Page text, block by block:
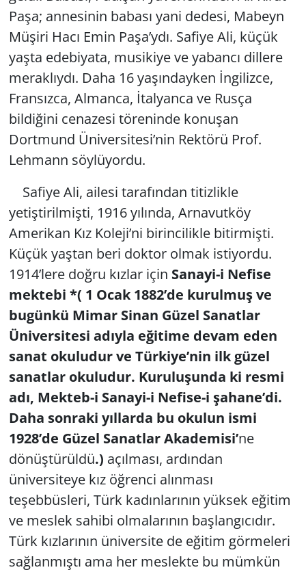
Paşa; annesinin babası yani dedesi, Mabeyn
Müşiri Hacı Emin Paşa’ydı. Safiye Ali, küçük
yaşta edebiyata, musikiye ve yabancı dillere
meraklıydı. Daha 16 yaşındayken İngilizce,
Fransızca, Almanca, İtalyanca ve Rusça
bildiğini cenazesi töreninde konuşan
Dortmund Üniversitesi’nin Rektörü Prof.
Lehmann söylüyordu.
Safiye Ali, ailesi tarafından titizlikle
yetiştirilmişti, 1916 yılında, Arnavutköy
Amerikan Kız Koleji’ni birincilikle bitirmişti.
Küçük yaştan beri doktor olmak istiyordu.
1914’lere doğru kızlar için Sanayi-i Nefise
mektebi *( 1 Ocak 1882’de kurulmuş ve
bugünkü Mimar Sinan Güzel Sanatlar
Üniversitesi adıyla eğitime devam eden
sanat okuludur ve Türkiye’nin ilk güzel
sanatlar okuludur. Kuruluşunda ki resmi
adı, Mekteb-i Sanayi-i Nefise-i şahane’di.
Daha sonraki yıllarda bu okulun ismi
1928’de Güzel Sanatlar Akademisi’ne
dönüştürüldü.) açılması, ardından
üniversiteye kız öğrenci alınması
teşebbüsleri, Türk kadınlarının yüksek eğitim
ve meslek sahibi olmalarının başlangıcıdır.
Türk kızlarının üniversite de eğitim görmeleri
sağlanmıştı ama her meslekte bu mümkün